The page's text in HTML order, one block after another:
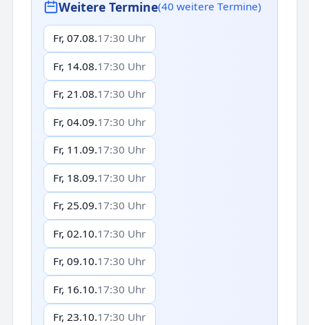
Weitere Termine(40 weitere Termine)
Fr, 07.08.17:30 Uhr
Fr, 14.08.17:30 Uhr
Fr, 21.08.17:30 Uhr
Fr, 04.09.17:30 Uhr
Fr, 11.09.17:30 Uhr
Fr, 18.09.17:30 Uhr
Fr, 25.09.17:30 Uhr
Fr, 02.10.17:30 Uhr
Fr, 09.10.17:30 Uhr
Fr, 16.10.17:30 Uhr
Fr, 23.10.17:30 Uhr